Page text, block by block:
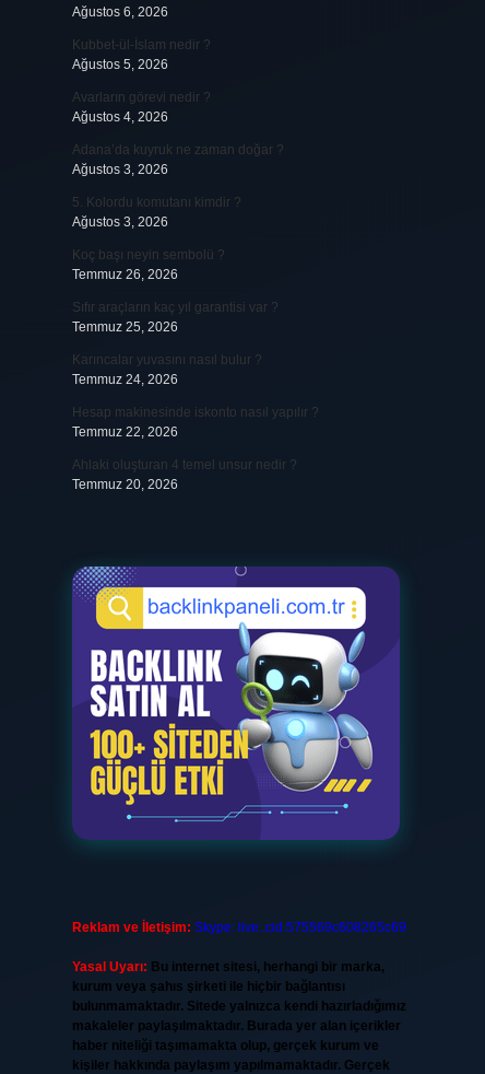
Ağustos 6, 2026
Kubbet-ül-İslam nedir ?
Ağustos 5, 2026
Avarların görevi nedir ?
Ağustos 4, 2026
Adana’da kuyruk ne zaman doğar ?
Ağustos 3, 2026
5. Kolordu komutanı kimdir ?
Ağustos 3, 2026
Koç başı neyin sembolü ?
Temmuz 26, 2026
Sıfır araçların kaç yıl garantisi var ?
Temmuz 25, 2026
Karıncalar yuvasını nasıl bulur ?
Temmuz 24, 2026
Hesap makinesinde iskonto nasıl yapılır ?
Temmuz 22, 2026
Ahlaki oluşturan 4 temel unsur nedir ?
Temmuz 20, 2026
Reklam ve İletişim: Skype: live:.cid.575569c608265c69
Yasal Uyarı: Bu internet sitesi, herhangi bir marka,
kurum veya şahıs şirketi ile hiçbir bağlantısı
bulunmamaktadır. Sitede yalnızca kendi hazırladığımız
makaleler paylaşılmaktadır. Burada yer alan içerikler
haber niteliği taşımamakta olup, gerçek kurum ve
kişiler hakkında paylaşım yapılmamaktadır. Gerçek